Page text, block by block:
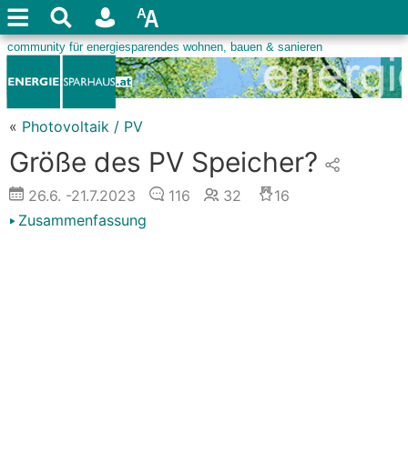
« Photovoltaik / PV
Größe des PV Speicher?
26.6. -21.7.2023 116 32
16
Zusammenfassung